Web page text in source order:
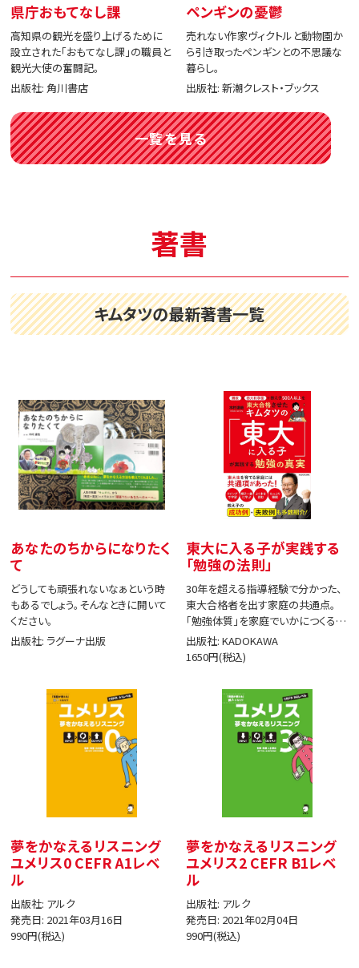
県庁おもてなし課
高知県の観光を盛り上げるために
設立された「おもてなし課」の職員と
観光大使の奮闘記。
出版社: 角川書店
ペンギンの憂鬱
売れない作家ヴィクトルと動物園か
ら引き取ったペンギンとの不思議な
暮らし。
出版社: 新潮クレスト・ブックス
一覧を見る
著書
キムタツの最新著書一覧
あなたのちからになりたく
て
どうしても頑張れないなぁという時
もあるでしょう。そんなときに開いて
ください。
出版社: ラグーナ出版
東大に入る子が実践する
「勉強の法則」
30年を超える指導経験で分かった、
東大合格者を出す家庭の共通点。
「勉強体質」を家庭でいかにつくる
か。
出版社: KADOKAWA
1650円(税込)
夢をかなえるリスニング
ユメリス0 CEFR A1レベ
ル
出版社: アルク
発売日: 2021年03月16日
990円(税込)
夢をかなえるリスニング
ユメリス2 CEFR B1レベ
ル
出版社: アルク
発売日: 2021年02月04日
990円(税込)